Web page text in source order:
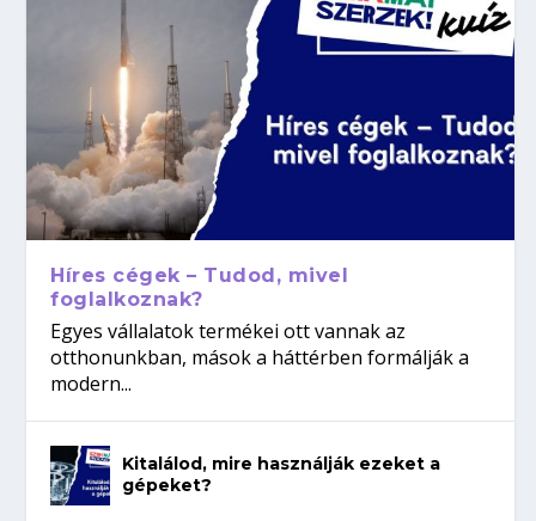
Híres cégek – Tudod, mivel
foglalkoznak?
Egyes vállalatok termékei ott vannak az
otthonunkban, mások a háttérben formálják a
modern...
Kitalálod, mire használják ezeket a
gépeket?